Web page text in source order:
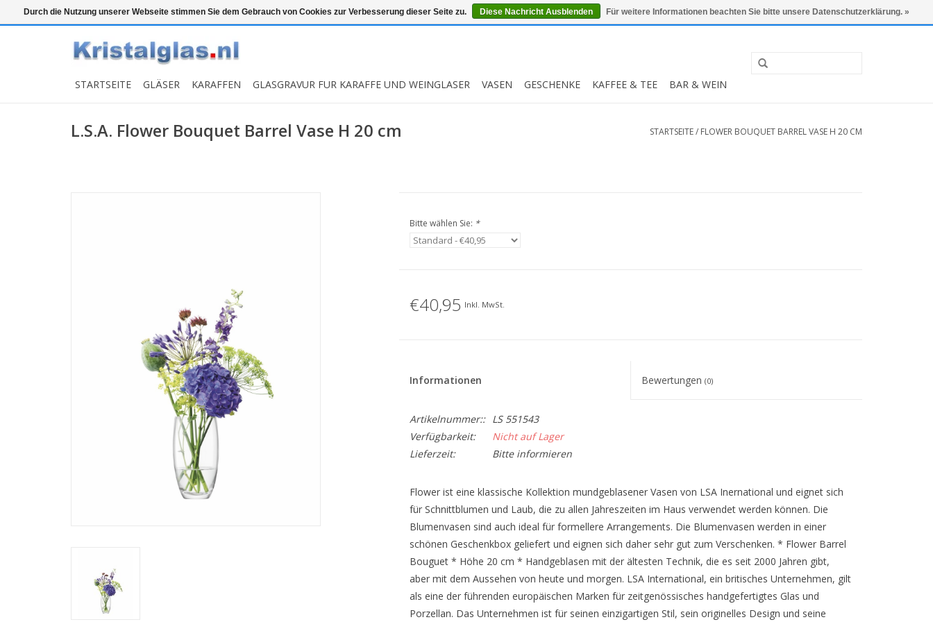
Top klasse Snelle levering Graveren 0 Artikel - €0,00 Mein Konto / Kundenkonto anlegen
STARTSEITE GLÄSER KARAFFEN GLASGRAVUR FUR KARAFFE UND WEINGLASER VASEN GESCHENKE KAFFEE & TEE BAR & WEIN
L.S.A. Flower Bouquet Barrel Vase H 20 cm STARTSEITE/ FLOWER BOUQUET BARREL VASE H 20 CM
Bitte wählen Sie: *
€40,95 Inkl. MwSt.
Informationen Bewertungen(0)
Artikelnummer::
LS 551543
Verfügbarkeit:
Nicht auf Lager
Lieferzeit:
Bitte informieren
Flower ist eine klassische Kollektion mundgeblasener Vasen von LSA Inernational und eignet sich
für Schnittblumen und Laub, die zu allen Jahreszeiten im Haus verwendet werden können. Die
Blumenvasen sind auch ideal für formellere Arrangements. Die Blumenvasen werden in einer
schönen Geschenkbox geliefert und eignen sich daher sehr gut zum Verschenken. * Flower Barrel
Bouguet * Höhe 20 cm * Handgeblasen mit der ältesten Technik, die es seit 2000 Jahren gibt,
aber mit dem Aussehen von heute und morgen. LSA International, ein britisches Unternehmen, gilt
als eine der führenden europäischen Marken für zeitgenössisches handgefertigtes Glas und
Porzellan. Das Unternehmen ist für seinen einzigartigen Stil, sein originelles Design und seine
Durch die Nutzung unserer Webseite stimmen Sie dem Gebrauch von Cookies zur Verbesserung dieser Seite zu. Diese Nachricht Ausblenden Für weitere Informationen beachten Sie bitte unsere Datenschutzerklärung. »